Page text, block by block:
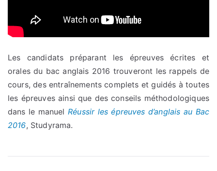
Les candidats préparant les épreuves écrites et
orales du bac anglais 2016 trouveront les rappels de
cours, des entraînements complets et guidés à toutes
les épreuves ainsi que des conseils méthodologiques
dans le manuelRéussir les épreuves d’anglais au Bac
2016, Studyrama.